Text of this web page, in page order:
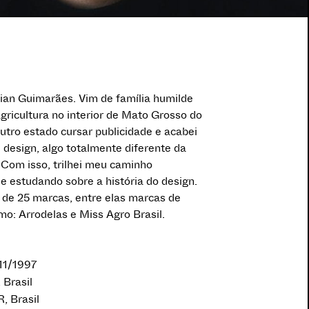
Guimarães. Vim de família humilde
no interior de Mato Grosso do
estado cursar publicidade e acabei
algo totalmente diferente da
isso, trilhei meu caminho
estudando sobre a história do design.
25 marcas, entre elas marcas de
Arrodelas e Miss Agro Brasil.
1997
Brasil
Brasil